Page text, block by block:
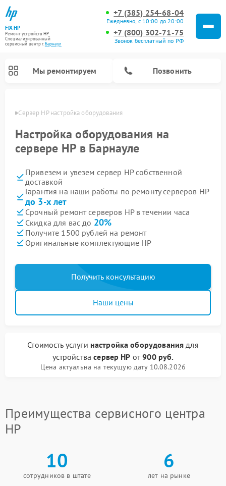
FIX-HP
Ремонт устройств HP
Специализированный
cервисный центр г.Барнаул
+7 (385) 254-68-04
Ежедневно, с 10:00 до 20:00
+7 (800) 302-71-75
Звонок бесплатный по РФ
Мы ремонтируем Позвонить
Сервер HP настройка оборудования
Настройка оборудования на
сервере HP в Барнауле
Привезем и увезем сервер HP собственной
доставкой
Гарантия на наши работы по ремонту серверов HP
до 3-х лет
Срочный ремонт серверов HP в течении часа
Скидка для вас до 20%
Получите 1500 рублей на ремонт
Оригинальные комплектующие HP
Получить консультацию
Наши цены
Стоимость услуги настройка оборудования для
устройствасервер HP от900 руб.
Цена актуальна на текущую дату 10.08.2026
Преимущества сервисного центра
HP
10
сотрудников в штате
6
лет на рынке